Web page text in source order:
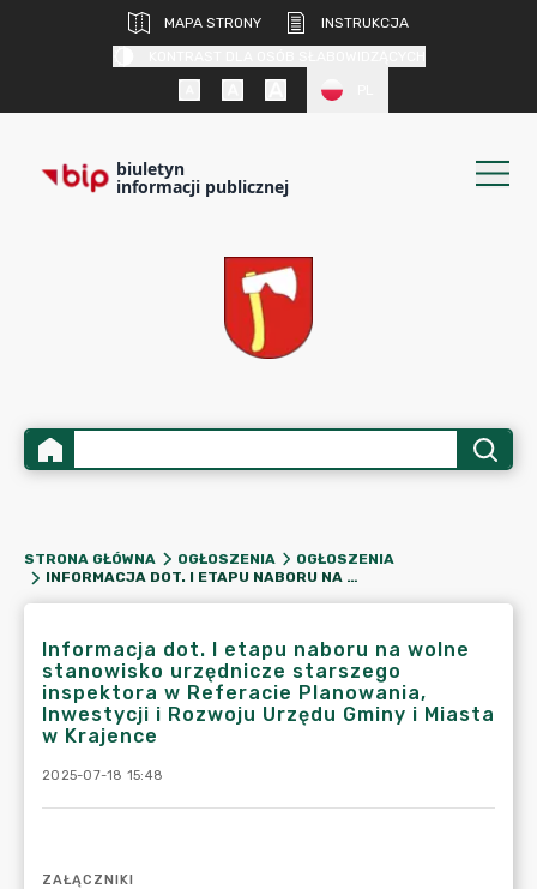
MAPA STRONY
INSTRUKCJA
biuletyn
informacji publicznej
STRONA GŁÓWNA OGŁOSZENIA
OGŁOSZENIA
INFORMACJA DOT. I ETAPU NABORU NA WOLNE STANOWISKO URZĘDNICZE STARSZEGO INSPEKTORA W REFERACIE PLANOWANIA, INWESTYCJI I ROZWOJU URZĘDU GMINY I MIASTA W KRAJENCE
Informacja dot. I etapu naboru na wolne
stanowisko urzędnicze starszego
inspektora w Referacie Planowania,
Inwestycji i Rozwoju Urzędu Gminy i Miasta
w Krajence
2025-07-18 15:48
ZAŁĄCZNIKI